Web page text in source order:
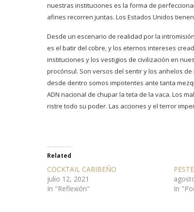
nuestras instituciones es la forma de
afines recorren juntas. Los Estados Unidos
Desde un escenario de realidad por la
es el batir del cobre, y los eternos intereses
instituciones y los vestigios de civilización en
procónsul. Son versos del sentir y los anhelos
desde dentro somos impotentes ante tanta
ADN nacional de chupar la teta de la vaca. Los
ristre todo su poder. Las acciones y el terror
Related
COCKTAIL CARIBEÑO
julio 12, 2021
In "Reflexión"
In